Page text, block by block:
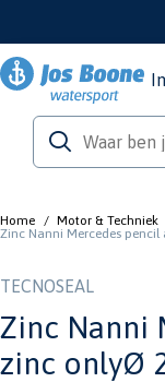
Home / Motor & Techniek
Zinc Nanni Mercedes
TECNOSEAL
Zinc Nanni
zinc onlyØ